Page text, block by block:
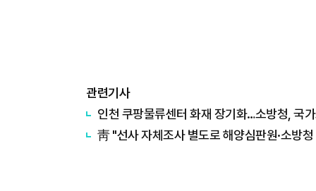
관련기사
인천 쿠팡물류센터 화재 장기화…소방청, 국
靑 "선사 자체조사 별도로 해양심판원·소방